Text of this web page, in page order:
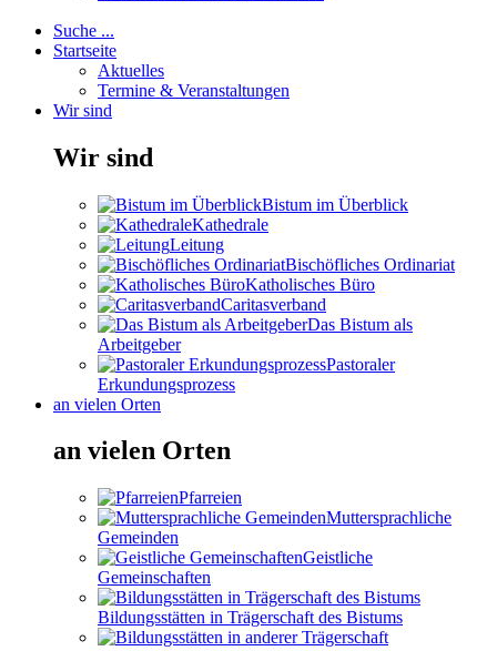
Suche ...
Startseite
Aktuelles
Termine & Veranstaltungen
Wir sind
Wir sind
Bistum im Überblick
Kathedrale
Leitung
Bischöfliches Ordinariat
Katholisches Büro
Caritasverband
Das Bistum als
Arbeitgeber
Pastoraler
Erkundungsprozess
an vielen Orten
an vielen Orten
Pfarreien
Muttersprachliche
Gemeinden
Geistliche
Gemeinschaften
Bildungsstätten in Trägerschaft des Bistums